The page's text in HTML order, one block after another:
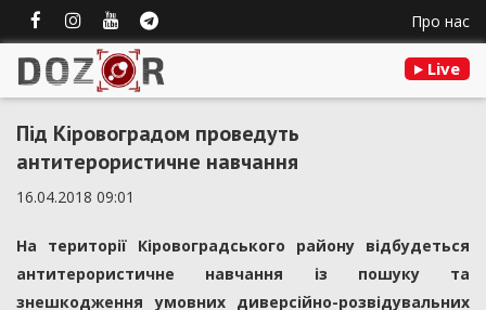
Про нас
Live
Під Кіровоградом проведуть
антитерористичне навчання
16.04.2018 09:01
На території Кіровоградського району відбудеться
антитерористичне навчання із пошуку та
знешкодження умовних диверсійно-розвідувальних